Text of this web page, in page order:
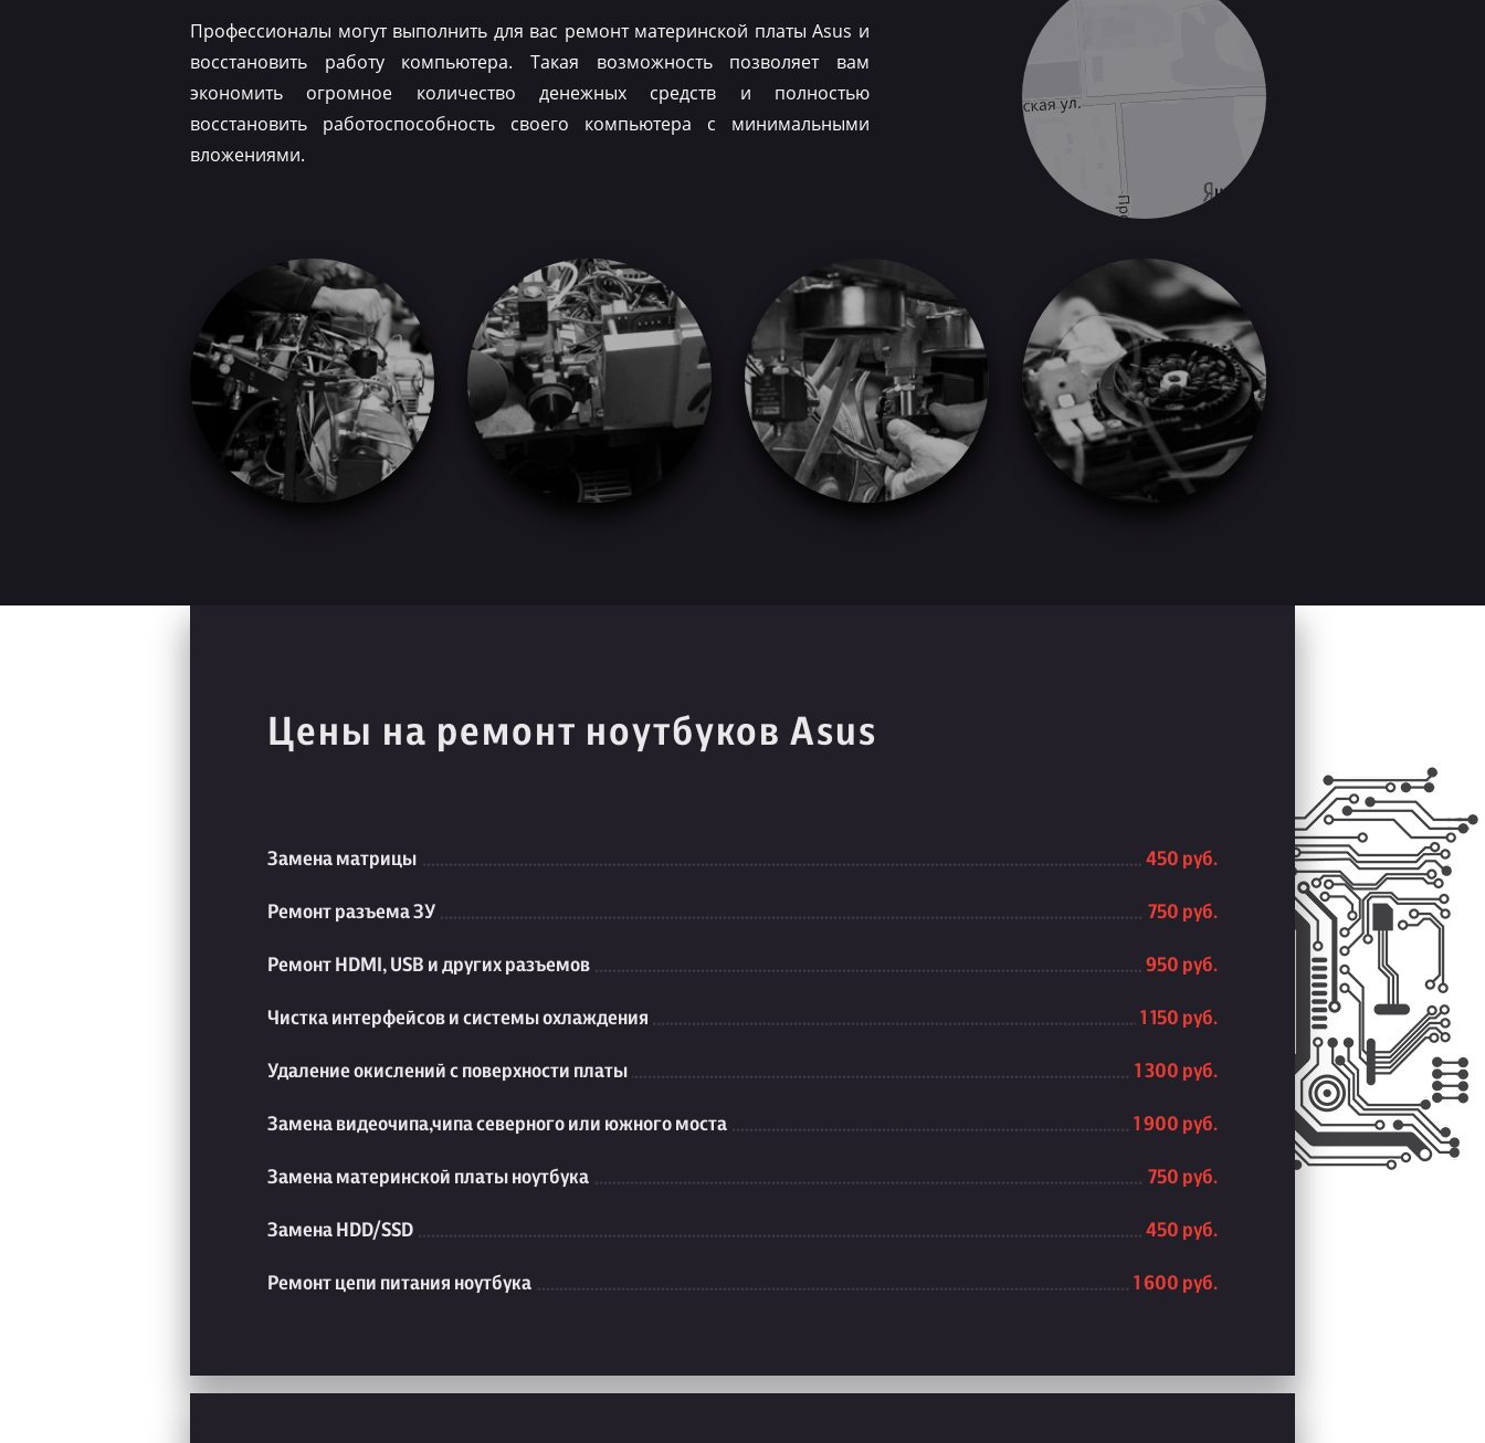
Профессионалы могут выполнить для вас ремонт материнской платы Asus и
восстановить работу компьютера. Такая возможность позволяет вам
экономить огромное количество денежных средств и полностью
восстановить работоспособность своего компьютера с минимальными
вложениями.
Цены на ремонт ноутбуков Asus
Замена матрицы 450 руб.
Ремонт разъема ЗУ 750 руб.
Ремонт HDMI, USB и других разъемов 950 руб.
Чистка интерфейсов и системы охлаждения 1 150 руб.
Удаление окислений с поверхности платы 1 300 руб.
Замена видеочипа,чипа северного или южного моста 1 900 руб.
Замена материнской платы ноутбука 750 руб.
Замена HDD/SSD 450 руб.
Ремонт цепи питания ноутбука 1 600 руб.